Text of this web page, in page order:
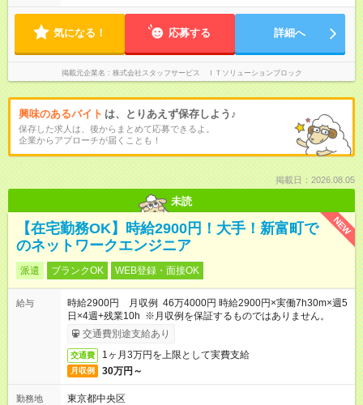
気になる！ 応募する 詳細へ
掲載元企業名 株式会社スタッフサービス ＩＴソリューションブロック
興味のあるバイト は、とりあえず保存しよう♪
保存した求人は、後からまとめて応募できるよ。
企業からアプローチが届くことも！
掲載日：2026.08.05
未読
NEW
【在宅勤務OK】時給2900円！大手！新富町で
のネットワークエンジニア
派遣 ブランクOK WEB登録・面接OK
給与
時給2900円 月収例 46万4000円 時給2900円×実働7h30m×週5
日×4週+残業10h ※月収例を保証するものではありません。
交通費別途支給あり
交通費 1ヶ月3万円を上限として実費支給
月収例 30万円～
勤務地
東京都中央区